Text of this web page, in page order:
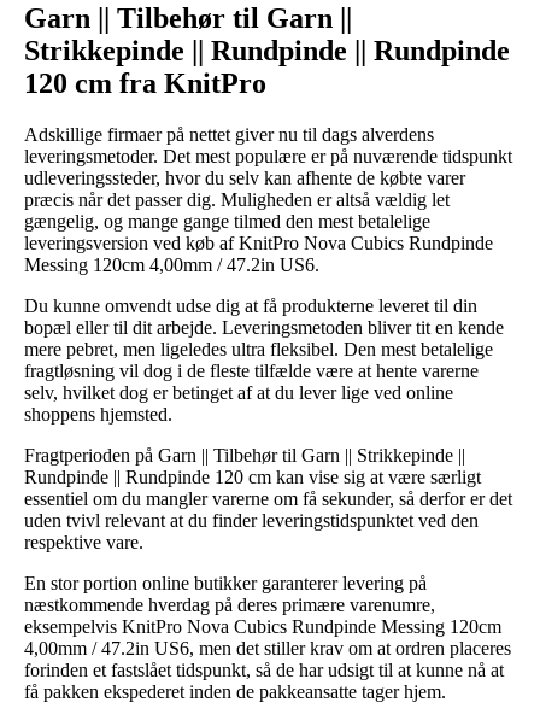
Garn || Tilbehør til Garn ||
Strikkepinde || Rundpinde || Rundpinde
120 cm fra KnitPro
Adskillige firmaer på nettet giver nu til dags alverdens
leveringsmetoder. Det mest populære er på nuværende tidspunkt
udleveringssteder, hvor du selv kan afhente de købte varer
præcis når det passer dig. Muligheden er altså vældig let
gængelig, og mange gange tilmed den mest betalelige
leveringsversion ved køb af KnitPro Nova Cubics Rundpinde
Messing 120cm 4,00mm / 47.2in US6.
Du kunne omvendt udse dig at få produkterne leveret til din
bopæl eller til dit arbejde. Leveringsmetoden bliver tit en kende
mere pebret, men ligeledes ultra fleksibel. Den mest betalelige
fragtløsning vil dog i de fleste tilfælde være at hente varerne
selv, hvilket dog er betinget af at du lever lige ved online
shoppens hjemsted.
Fragtperioden på Garn || Tilbehør til Garn || Strikkepinde ||
Rundpinde || Rundpinde 120 cm kan vise sig at være særligt
essentiel om du mangler varerne om få sekunder, så derfor er det
uden tvivl relevant at du finder leveringstidspunktet ved den
respektive vare.
En stor portion online butikker garanterer levering på
næstkommende hverdag på deres primære varenumre,
eksempelvis KnitPro Nova Cubics Rundpinde Messing 120cm
4,00mm / 47.2in US6, men det stiller krav om at ordren placeres
forinden et fastslået tidspunkt, så de har udsigt til at kunne nå at
få pakken ekspederet inden de pakkeansatte tager hjem.